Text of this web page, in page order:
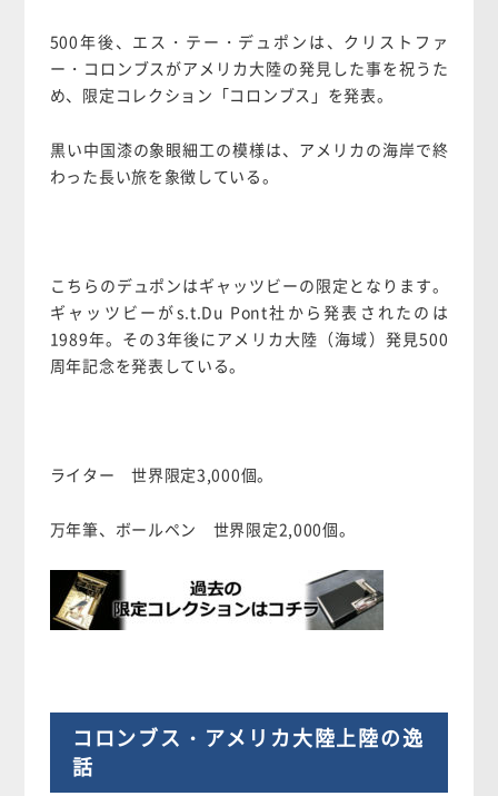
500年後、エス・テー・デュポンは、クリストファ
ー・コロンブスがアメリカ大陸の発見した事を祝うた
め、限定コレクション「コロンブス」を発表。
黒い中国漆の象眼細工の模様は、アメリカの海岸で終
わった長い旅を象徴している。
こちらのデュポンはギャッツビーの限定となります。
ギャッツビーがs.t.Du Pont社から発表されたのは
1989年。その3年後にアメリカ大陸（海域）発見500
周年記念を発表している。
ライター 世界限定3,000個。
万年筆、ボールペン 世界限定2,000個。
コロンブス・アメリカ大陸上陸の逸
話